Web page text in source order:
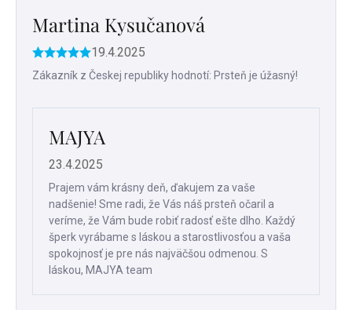
Martina Kysučanová
Hodnotenie
produktu
hviezdičiek.
19.4.2025
Zákazník z Českej republiky hodnotí: Prsteň je úžasný!
MAJYA
23.4.2025
Prajem vám krásny deň, ďakujem za vaše
nadšenie! Sme radi, že Vás náš prsteň očaril a
veríme, že Vám bude robiť radosť ešte dlho. Každý
šperk vyrábame s láskou a starostlivosťou a vaša
spokojnosť je pre nás najväčšou odmenou. S
láskou, MAJYA team